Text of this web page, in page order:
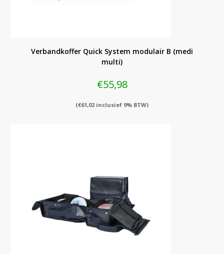
Verbandkoffer Quick System modulair B (medi
multi)
€55,98
(€61,02 inclusief 9% BTW)